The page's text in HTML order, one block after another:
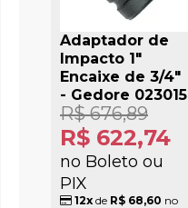
Adaptador de
Impacto 1"
Encaixe de 3/4"
- Gedore 023015
R$ 622,74
no Boleto ou
PIX
R$ 676,89
12x de R$ 68,60 no